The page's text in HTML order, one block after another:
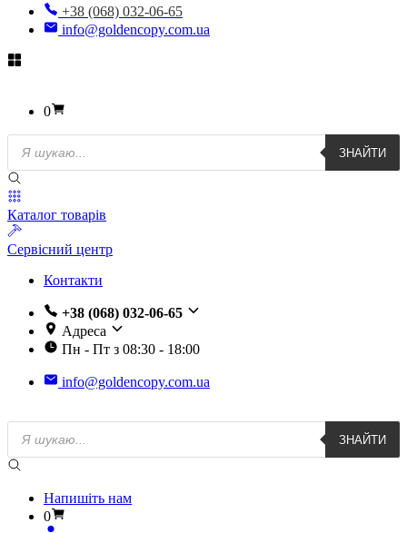
+38 (068) 032-06-65
info@goldencopy.com.ua
0
Пошук
товарів
ЗНАЙТИ
Каталог товарів
Сервісний центр
Контакти
+38 (068) 032-06-65
Адреса
Пн - Пт з 08:30 - 18:00
info@goldencopy.com.ua
Пошук
товарів
ЗНАЙТИ
Напишіть нам
0